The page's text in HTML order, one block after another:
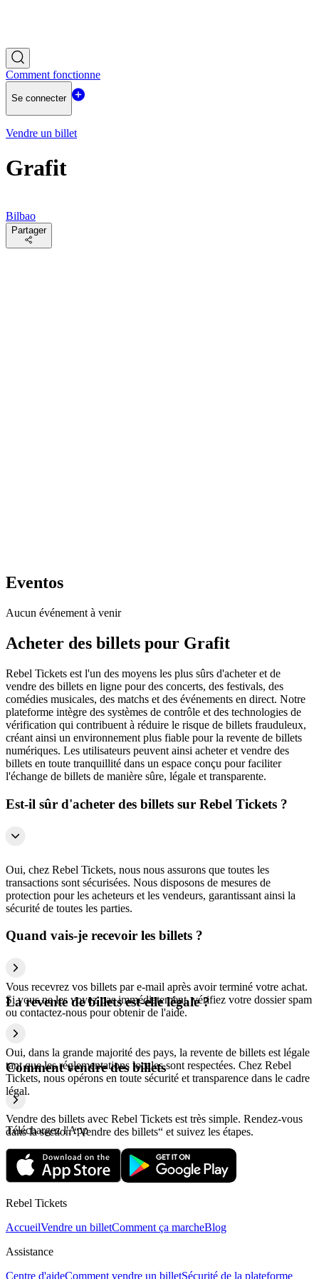
Comment fonctionne
Se connecter
Vendre un billet
Grafit
Bilbao
Partager
Eventos
Aucun événement à venir
Acheter des billets pour Grafit
Rebel Tickets est l'un des moyens les plus sûrs d'acheter et de
vendre des billets en ligne pour des concerts, des festivals, des
comédies musicales, des matchs et des événements en direct. Notre
plateforme intègre des systèmes de contrôle et des technologies de
vérification qui contribuent à réduire le risque de billets frauduleux,
créant ainsi un environnement plus fiable pour la revente de billets
numériques. Les utilisateurs peuvent ainsi acheter et vendre des
billets en toute tranquillité dans un espace conçu pour faciliter
l'échange de billets de manière sûre, légale et transparente.
Est-il sûr d'acheter des billets sur Rebel Tickets ?
Oui, chez Rebel Tickets, nous nous assurons que toutes les
transactions sont sécurisées. Nous disposons de mesures de
protection pour les acheteurs et les vendeurs, garantissant ainsi la
sécurité de toutes les parties.
Quand vais-je recevoir les billets ?
Vous recevrez vos billets par e-mail après avoir terminé votre achat.
Si vous ne les voyez pas immédiatement, vérifiez votre dossier spam
ou contactez-nous pour obtenir de l'aide.
La revente de billets est-elle légale ?
Oui, dans la grande majorité des pays, la revente de billets est légale
tant que les réglementations locales sont respectées. Chez Rebel
Tickets, nous opérons en toute sécurité et transparence dans le cadre
légal.
Comment vendre des billets
Vendre des billets avec Rebel Tickets est très simple. Rendez-vous
dans la section “Vendre des billets“ et suivez les étapes.
Téléchargez l'App
Rebel Tickets
AccueilVendre un billetComment ça marcheBlog
Assistance
Centre d'aideComment vendre un billetSécurité de la plateforme